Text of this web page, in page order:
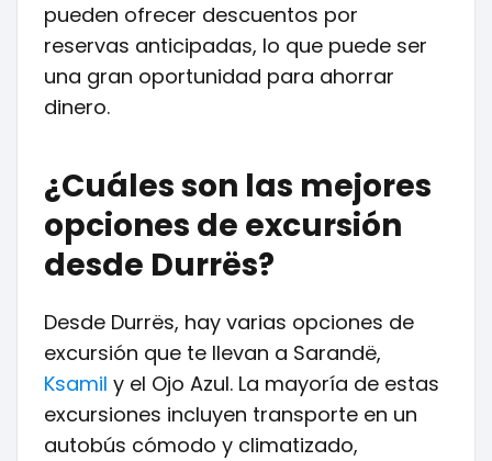
pueden ofrecer descuentos por
reservas anticipadas, lo que puede ser
una gran oportunidad para ahorrar
dinero.
¿Cuáles son las mejores
opciones de excursión
desde Durrës?
Desde Durrës, hay varias opciones de
excursión que te llevan a Sarandë,
Ksamil y el Ojo Azul. La mayoría de estas
excursiones incluyen transporte en un
autobús cómodo y climatizado,